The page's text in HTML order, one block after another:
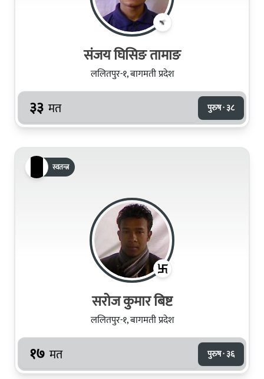
संजय घिसिङ तामाङ
ललितपुर-१, बागमती प्रदेश
३३ मत पुरुष · ३८
स्वतन्त्र
सरोज कुमार बिष्ट
ललितपुर-१, बागमती प्रदेश
१७ मत पुरुष · ३६